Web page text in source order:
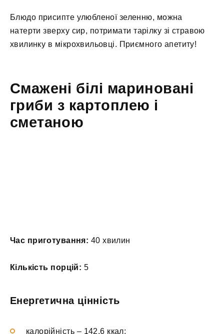
Блюдо присипте улюбленої зеленню, можна
натерти зверху сир, потримати тарілку зі стравою
хвилинку в мікрохвильовці. Приємного апетиту!
Смажені білі мариновані
гриби з картоплею і
сметаною
Час приготування: 40 хвилин
Кількість порцій: 5
Енергетична цінність
калорійність – 142.6 ккал;